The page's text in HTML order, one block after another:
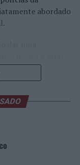
abordado
da prática de
de revista
doses
individuais, de
de ser
ilícito.